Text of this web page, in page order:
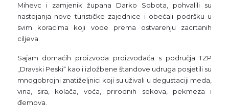
Mihevc i zamjenik župana Darko Sobota, pohvalili su
nastojanja nove turističke zajednice i obećali podršku u
svim koracima koji vode prema ostvarenju zacrtanih
ciljeva.
Sajam domaćih proizvoda proizvođača s područja TZP
„Dravski Peski“ kao i izložbene štandove udruga posjetili su
mnogobrojni znatiželjnici koji su uživali u degustaciji meda,
vina, sira, kolača, voća, prirodnih sokova, pekmeza i
đemova.